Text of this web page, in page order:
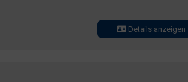
Details anzeigen